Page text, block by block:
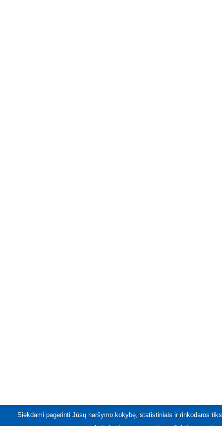
Siekdami pagerinti Jūsų naršymo kokybę, statistiniais ir rinkodaros